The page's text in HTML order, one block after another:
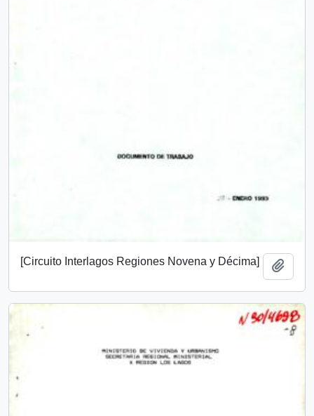
[Circuito Interlagos Regiones Novena y Décima]